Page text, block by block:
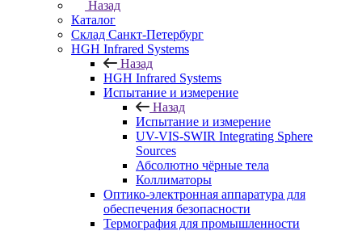
Назад
Каталог
Cклад Санкт-Петербург
HGH Infrared Systems
Назад
HGH Infrared Systems
Испытание и измерение
Назад
Испытание и измерение
UV-VIS-SWIR Integrating Sphere
Sources
Абсолютно чёрные тела
Коллиматоры
Оптико-электронная аппаратура для
обеспечения безопасности
Термография для промышленности